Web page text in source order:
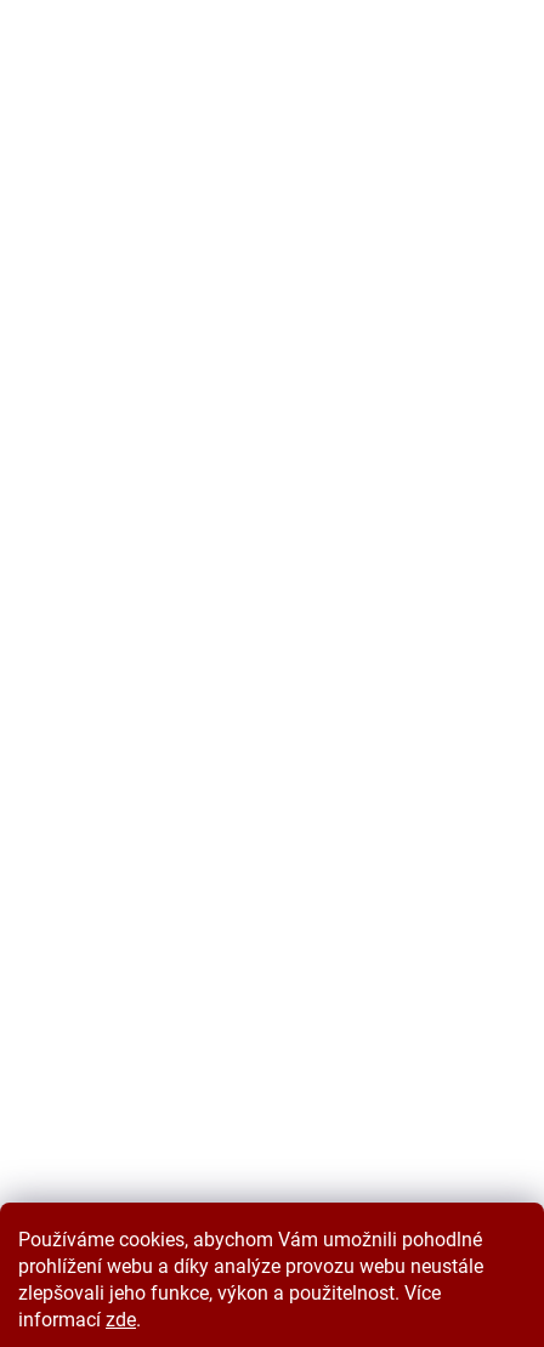
Používáme cookies, abychom Vám umožnili pohodlné
prohlížení webu a díky analýze provozu webu neustále
zlepšovali jeho funkce, výkon a použitelnost. Více
informací zde.